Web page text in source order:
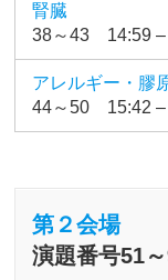
腎臓
38～43 14:59 –
アレルギー・膠
44～50 15:42 –
第２会場
演題番号51